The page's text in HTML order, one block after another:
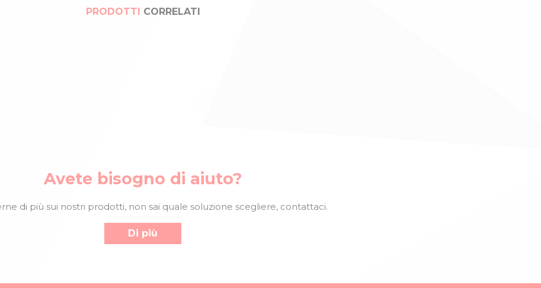
PRODOTTI CORRELATI
Avete bisogno di aiuto?
di più sui nostri prodotti, non sai quale soluzione scegliere, contattaci.
Di più